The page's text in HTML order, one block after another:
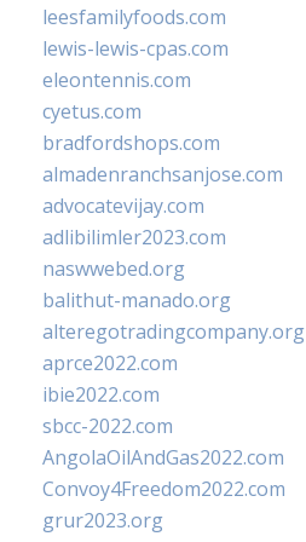
leesfamilyfoods.com
lewis-lewis-cpas.com
eleontennis.com
cyetus.com
bradfordshops.com
almadenranchsanjose.com
advocatevijay.com
adlibilimler2023.com
naswwebed.org
balithut-manado.org
alteregotradingcompany.org
aprce2022.com
ibie2022.com
sbcc-2022.com
AngolaOilAndGas2022.com
Convoy4Freedom2022.com
grur2023.org